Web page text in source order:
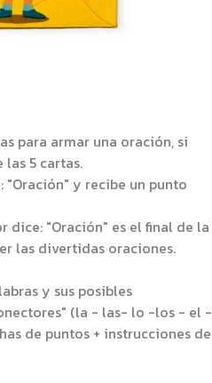
para armar una oración, si
5 cartas.
y recibe un punto
dice: "Oración" es el final de la
las divertidas oraciones.
y sus posibles
(la - las- lo -los - el -
de puntos + instrucciones de